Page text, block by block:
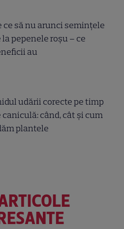
ce să nu arunci semințele
la pepenele roșu – ce
au
udării corecte pe timp
caniculă: când, cât şi cum
plantele